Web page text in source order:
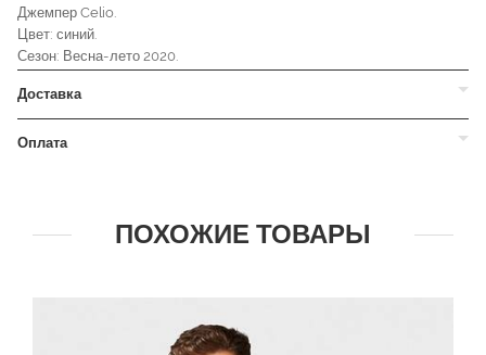
Джемпер Celio.
Цвет: синий.
Сезон: Весна-лето 2020.
Доставка
Оплата
ПОХОЖИЕ ТОВАРЫ